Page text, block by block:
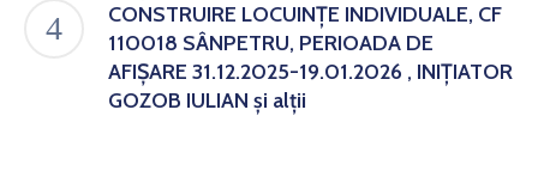
CONSTRUIRE LOCUINȚE INDIVIDUALE, CF
110018 SÂNPETRU, PERIOADA DE
AFIȘARE 31.12.2025-19.01.2026 , INIȚIATOR
GOZOB IULIAN și alții